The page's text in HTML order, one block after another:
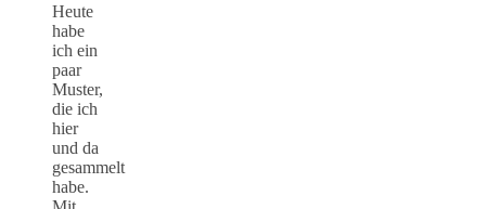
Heute
habe
ich ein
paar
Muster,
die ich
hier
und da
gesammelt
habe.